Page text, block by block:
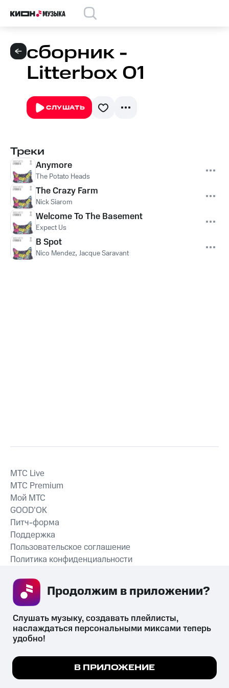
сборник -
Litterbox 01
СЛУШАТЬ
Треки
Anymore
The Potato Heads
The Crazy Farm
Nick Siarom
Welcome To The Basement
Expect Us
B Spot
Nico Mendez, Jacque Saravant
СКАЧАТЬ ПРИЛОЖЕНИЕ
MTС Live
MTС Premium
Мой МТС
GOOD’OK
Питч-форма
Поддержка
Пользовательское соглашение
Политика конфиденциальности
психотропных веществ, их аналогов причиняет вред здоровью,
их незаконный оборот запрещён и влечёт установленную
законодательством ответственность.
Мы используем куки, чтобы на сайте все
Подробнее
Слушать музыку, создавать плейлисты,
наслаждаться персональными миксами теперь
удобно!
В ПРИЛОЖЕНИЕ